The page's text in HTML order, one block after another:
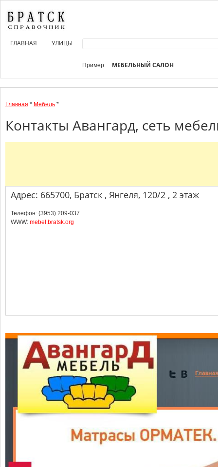
ГЛАВНАЯ УЛИЦЫ
Пример: МЕБЕЛЬНЫЙ САЛОН
Главная * Мебель *
Контакты Авангард, сеть
Адрес: 665700, Братск , Янгеля, 120/2 , 2 этаж
Телефон: (3953) 209-037
WWW: mebel.bratsk.org